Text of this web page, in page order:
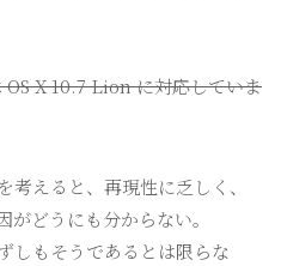
X 10.7 Lion に対応していま
えると、再現性に乏しく、
どうにも分からない。
しもそうであるとは限らな